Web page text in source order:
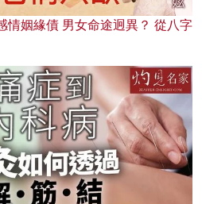
情姻緣債 男女命途迥異？ 從八字